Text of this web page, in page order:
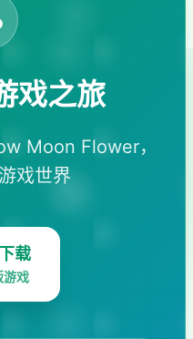
戏之旅
Moon Flower，
戏世界
载
游戏